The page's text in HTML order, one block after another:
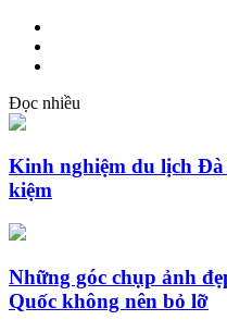
Đọc nhiều
Kinh nghiệm du lịch
kiệm
Những góc chụp ảnh
Quốc không nên bỏ lỡ